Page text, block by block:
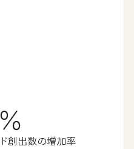
創出数の増加率